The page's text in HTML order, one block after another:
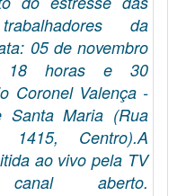
da
05 de novembro
18 horas e 30
Coronel Valença -
Santa Maria (Rua
Centro).A
ao vivo pela TV
aberto.